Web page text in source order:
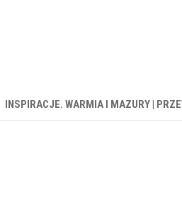
INSPIRACJE. WARMIA I MAZURY |